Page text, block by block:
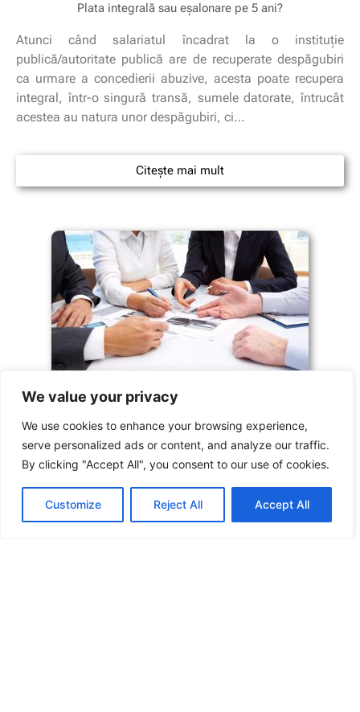
We value your privacy
We use cookies to enhance your browsing experience,
serve personalized ads or content, and analyze our traffic.
By clicking "Accept All", you consent to our use of cookies.
Customize Reject All Accept All
Plata integrală sau eșalonare pe 5 ani?
Atunci când salariatul încadrat la o instituție
publică/autoritate publică are de recuperate despăgubiri
ca urmare a concedierii abuzive, acesta poate recupera
integral, într-o singură transă, sumele datorate, întrucât
acestea au natura unor despăgubiri, ci…
Citește mai mult
Comisie de disciplină la una dintre
subordonatele MTS
S-a dispus cercetarea disciplinară
La solicitarea unui membru de sindicat, astăzi, 16 august